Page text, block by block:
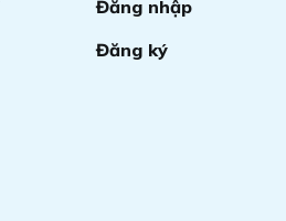
Đăng nhập
Đăng ký